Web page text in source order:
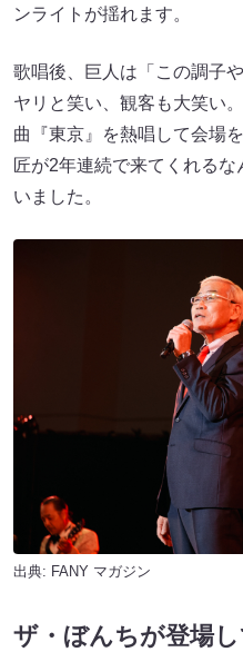
ンライトが揺れます。
歌唱後、巨人は「この調子
ヤリと笑い、観客も大笑い
曲『東京』を熱唱して会場
匠が2年連続で来てくれる
いました。
出典: FANY マガジン
ザ・ぼんちが登場